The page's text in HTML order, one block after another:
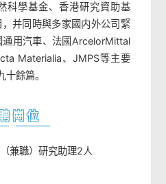
科學基金、香港研究資助基
并同時與多家國内外公司緊
通用汽車、法國ArcelorMittal
Materialia、JMPS等主要
餘篇。
崗位
兼職）研究助理2人